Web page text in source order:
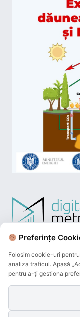
Preferințe
Folosim cookie-uri
analiza traficul. Apasă
pentru a-ți gestiona